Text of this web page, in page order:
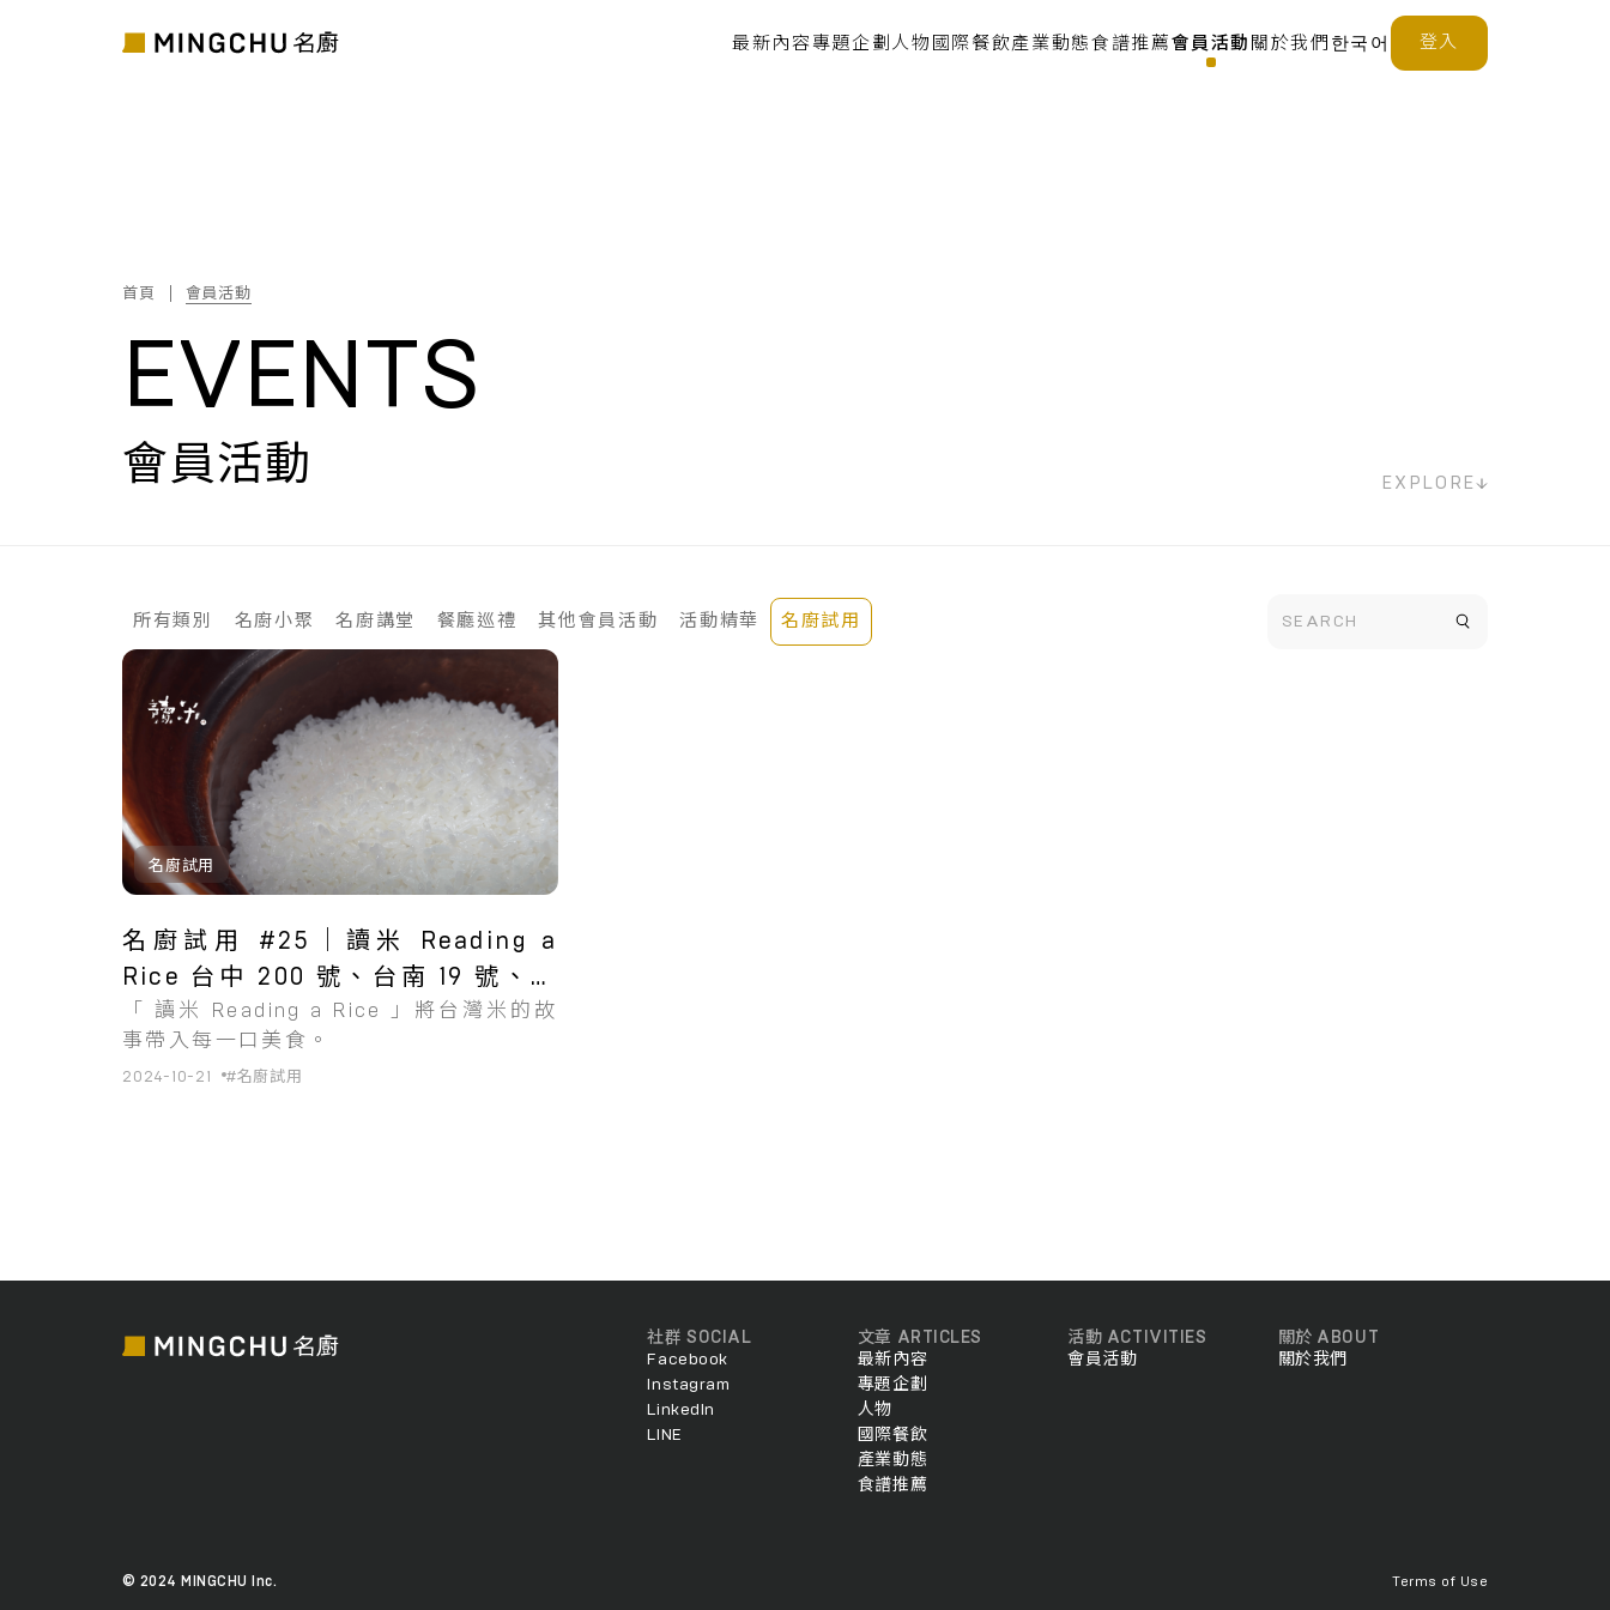
最新內容 專題企劃 人物 國際餐飲產業動態 食譜推薦 會員活動 關於我們 한국어 登入
首頁 會員活動
EVENTS
會員活動 EXPLORE
所有類別 名廚小聚 名廚講堂 餐廳巡禮 其他會員活動 活動精華 名廚試用
筆搜尋結果
名廚試用
名廚試用 #25｜讀米 Reading a
Rice 台中 200 號、台南 19 號、秈
197 號米
「 讀米 Reading a Rice 」將台灣米的故
事帶入每一口美食。
2024-10-21 #名廚試用
社群 SOCIAL
Facebook
Instagram
LinkedIn
LINE
文章 ARTICLES
最新內容
專題企劃
人物
國際餐飲
產業動態
食譜推薦
活動 ACTIVITIES
會員活動
關於 ABOUT
關於我們
Terms of Use
© 2024 MINGCHU Inc.